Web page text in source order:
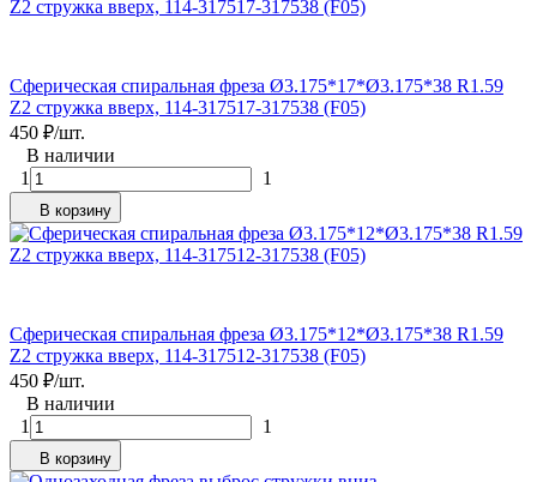
Сферическая спиральная фреза Ø3.175*17*Ø3.175*38 R1.59
Z2 стружка вверх, 114-317517-317538 (F05)
450 ₽/шт.
В наличии
1
1
В корзину
Сферическая спиральная фреза Ø3.175*12*Ø3.175*38 R1.59
Z2 стружка вверх, 114-317512-317538 (F05)
450 ₽/шт.
В наличии
1
1
В корзину